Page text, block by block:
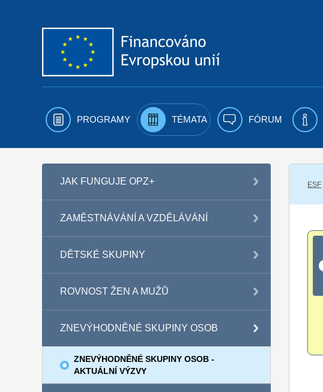
PROGRAMY TÉMATA FÓRUM
JAK FUNGUJE OPZ+
ZAMĚSTNÁVÁNÍ A VZDĚLÁVÁNÍ
DĚTSKÉ SKUPINY
ROVNOST ŽEN A MUŽŮ
ZNEVÝHODNĚNÉ SKUPINY OSOB
ZNEVÝHODNĚNÉ SKUPINY OSOB -
AKTUÁLNÍ VÝZVY
ESF